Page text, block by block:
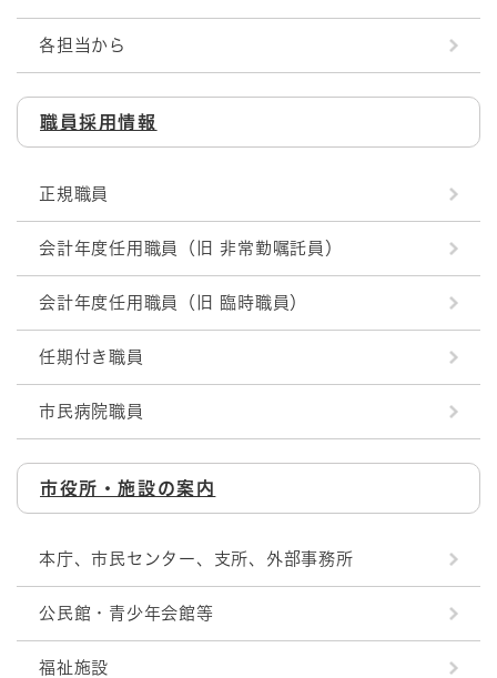
各担当から
職員採用情報
正規職員
会計年度任用職員（旧 非常勤嘱託員）
会計年度任用職員（旧 臨時職員）
任期付き職員
市民病院職員
市役所・施設の案内
本庁、市民センター、支所、外部事務所
公民館・青少年会館等
福祉施設